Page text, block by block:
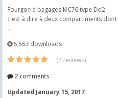
Fourgon à bagages MC76 type Dd2
c'est à dire à deux compartiments dont
...
5,553 downloads
(4 reviews)
2 comments
Updated January 15, 2017